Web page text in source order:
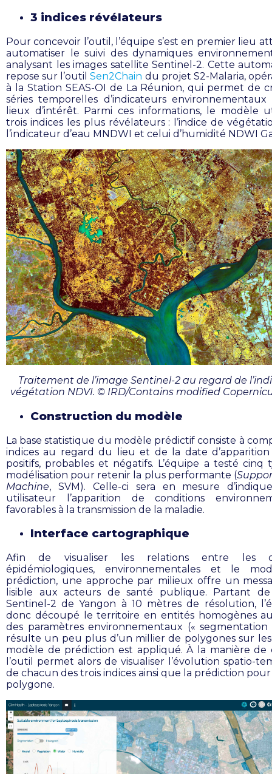
3 indices révélateurs
Pour concevoir l’outil, l’équipe s’est en premier lieu
automatiser le suivi des dynamiques
analysant les images satellite Sentinel-2. Cette
repose sur l’outilSen2Chain du projet S2-Malaria,
à la Station SEAS-OI de La Réunion, qui permet de
séries temporelles d’indicateurs
lieux d’intérêt. Parmi ces informations, le modèle
trois indices les plus révélateurs : l’indice de
l’indicateur d’eau MNDWI et celui d’humidité NDWI
Traitement de l’image Sentinel-2 au regard de
végétation NDVI. © IRD/Contains modified
Construction du modèle
La base statistique du modèle prédictif consiste à
indices au regard du lieu et de la date d’apparition
positifs, probables et négatifs. L’équipe a testé cinq
modélisation pour retenir la plus performante (
Machine, SVM). Celle-ci sera en mesure
utilisateur l’apparition de conditions
favorables à la transmission de la maladie.
Interface cartographique
Afin de visualiser les relations entre les
épidémiologiques, environnementales et le
prédiction, une approche par milieux offre un
lisible aux acteurs de santé publique. Partant de
Sentinel-2 de Yangon à 10 mètres de résolution,
donc découpé le territoire en entités homogènes
des paramètres environnementaux («
résulte un peu plus d’un millier de polygones sur
modèle de prédiction est appliqué. À la manière de
l’outil permet alors de visualiser l’évolution spatio-
de chacun des trois indices ainsi que la prédiction
polygone.